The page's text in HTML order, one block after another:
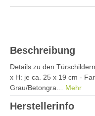
Beschreibung
Details zu den
x H: je ca. 25 x 19 cm -
Grau/Betongra… Mehr
Herstellerinfo